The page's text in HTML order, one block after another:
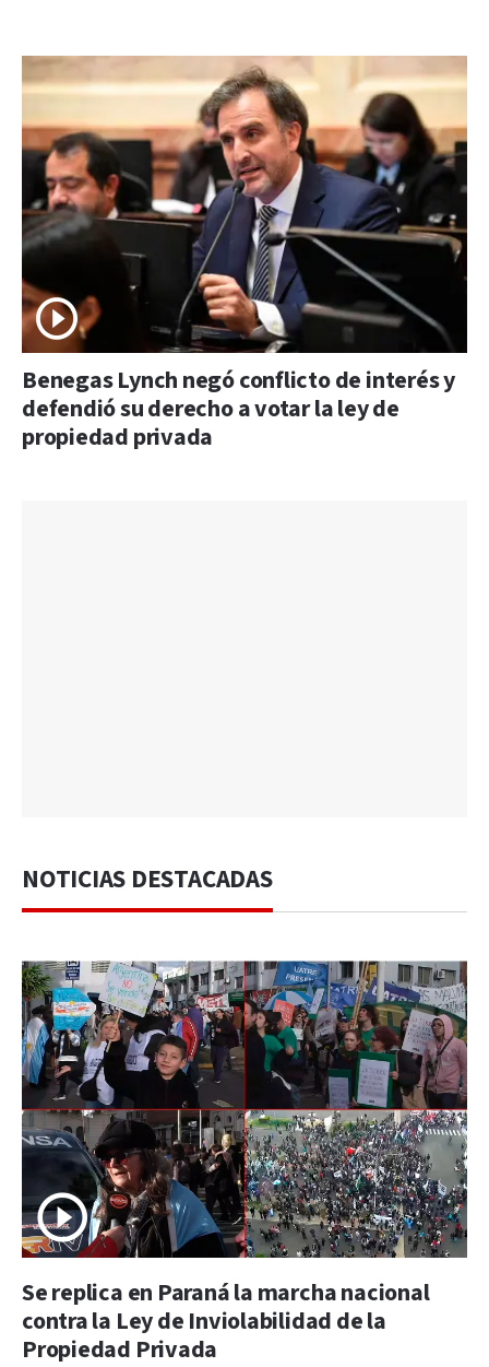
Benegas Lynch negó conflicto de interés y
defendió su derecho a votar la ley de
propiedad privada
NOTICIAS DESTACADAS
Se replica en Paraná la marcha nacional
contra la Ley de Inviolabilidad de la
Propiedad Privada